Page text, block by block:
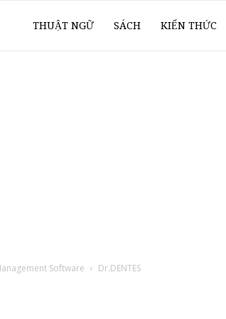
THUẬT NGỮ SÁCH KIẾN THỨC
Software Dr.DENTES